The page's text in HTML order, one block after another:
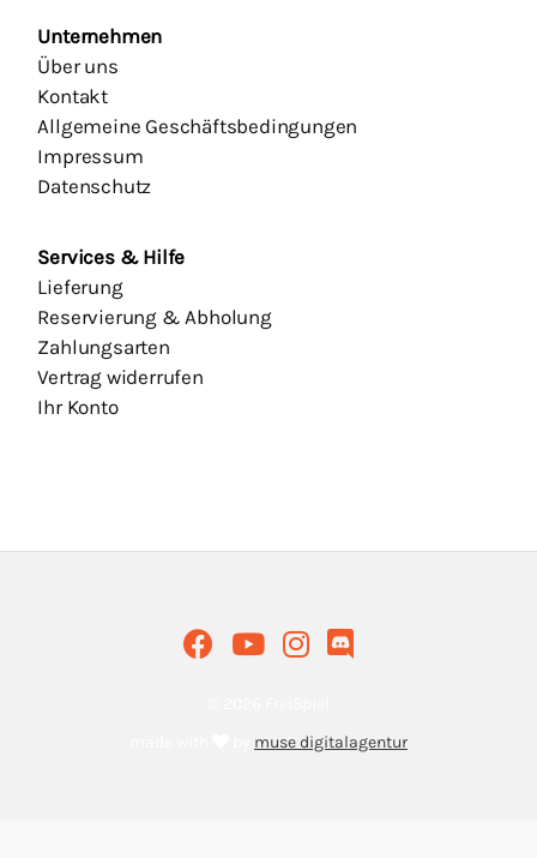
Unternehmen
Über uns
Kontakt
Allgemeine Geschäftsbedingungen
Impressum
Datenschutz
Services & Hilfe
Lieferung
Reservierung & Abholung
Zahlungsarten
Vertrag widerrufen
Ihr Konto
muse digitalagentur